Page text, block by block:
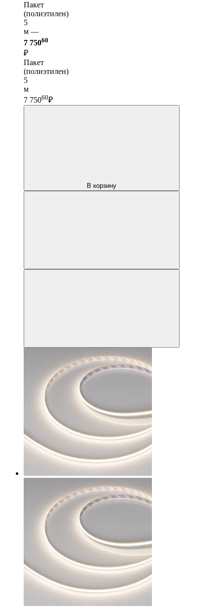
Пакет
(полиэтилен)
5
м —
7 75060
₽
Пакет
(полиэтилен)
5
м
7 75060₽
В корзину